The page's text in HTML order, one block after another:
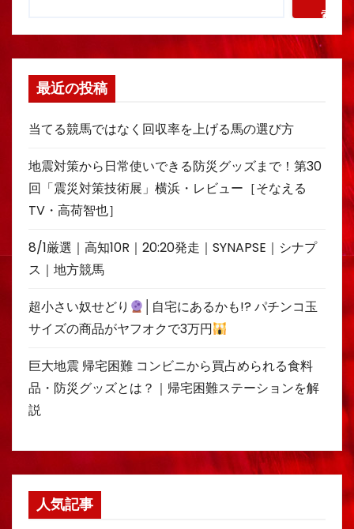
索
最近の投稿
当てる競馬ではなく回収率を上げる馬の選び方
地震対策から日常使いできる防災グッズまで！第30
回「震災対策技術展」横浜・レビュー［そなえる
TV・高荷智也］
8/1厳選｜高知10R｜20:20発走｜SYNAPSE｜シナプ
ス｜地方競馬
超小さい奴せどり
│自宅にあるかも!? パチンコ玉
サイズの商品がヤフオクで3万円
巨大地震 帰宅困難 コンビニから買占められる食料
品・防災グッズとは？｜帰宅困難ステーションを解
説
人気記事